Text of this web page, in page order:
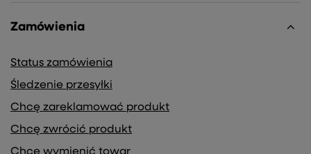
Zamówienia
Status zamówienia
Śledzenie przesyłki
Chcę zareklamować produkt
Chcę zwrócić produkt
Chcę wymienić towar